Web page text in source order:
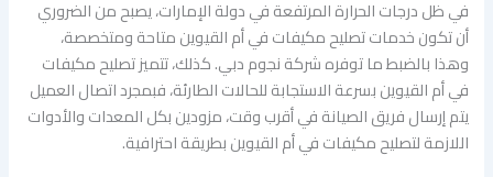
في ظل درجات الحرارة المرتفعة في دولة الإمارات، يصبح من الضروري
أن تكون خدمات تصليح مكيفات في أم القيوين متاحة ومتخصصة،
وهذا بالضبط ما توفره شركة نجوم دبي. كذلك، تتميز تصليح مكيفات
في أم القيوين بسرعة الاستجابة للحالات الطارئة، فبمجرد اتصال العميل
يتم إرسال فريق الصيانة في أقرب وقت، مزودين بكل المعدات والأدوات
اللازمة لتصليح مكيفات في أم القيوين بطريقة احترافية.